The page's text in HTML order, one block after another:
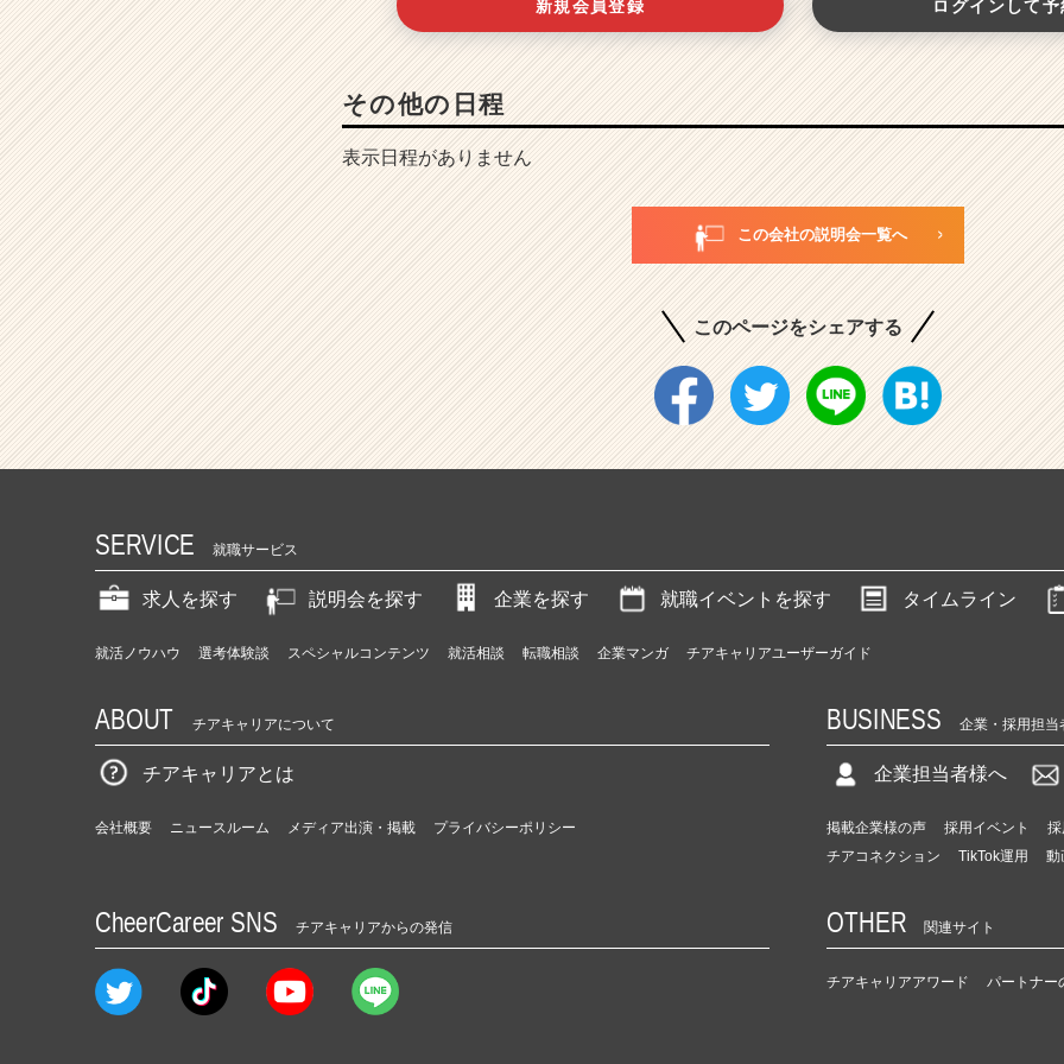
新規会員登録 ログインして
その他の日程
表示日程がありません
この会社の説明会一覧へ
このページをシェアする
SERVICE 就職サービス
求人を探す 説明会を探す 企業を探す 就職イベントを探す タイムライン
就活ノウハウ 選考体験談 スペシャルコンテンツ 就活相談 転職相談 企業マンガ チアキャリアユーザーガイド
ABOUT チアキャリアについて
チアキャリアとは
会社概要 ニュースルーム メディア出演・掲載 プライバシーポリシー
BUSINESS 企業・採用担当
企業担当者様へ
掲載企業様の声 採用イベント
チアコネクション
TikTok運用 動
CheerCareer SNS チアキャリアからの発信 OTHER 関連サイト
チアキャリアアワード パートナー